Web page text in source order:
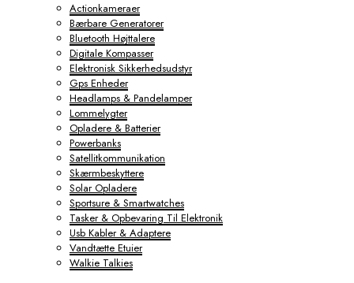
Actionkameraer
Bærbare Generatorer
Bluetooth Højttalere
Digitale Kompasser
Elektronisk Sikkerhedsudstyr
Gps Enheder
Headlamps & Pandelamper
Lommelygter
Opladere & Batterier
Powerbanks
Satellitkommunikation
Skærmbeskyttere
Solar Opladere
Sportsure & Smartwatches
Tasker & Opbevaring Til Elektronik
Usb Kabler & Adaptere
Vandtætte Etuier
Walkie Talkies